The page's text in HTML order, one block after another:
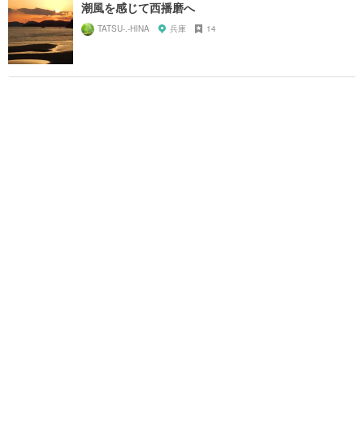
潮風を感じて西播磨へ
TATSU-.-HINA 兵庫 14